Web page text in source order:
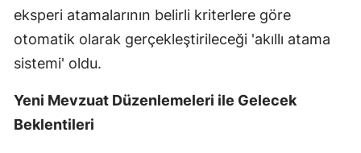
Giresun
Gümüşhane
eksperi atamalarının belirli kriterlere göre
otomatik olarak gerçekleştirileceği 'akıllı atama
sistemi' oldu.
Yeni Mevzuat Düzenlemeleri ile Gelecek
Beklentileri